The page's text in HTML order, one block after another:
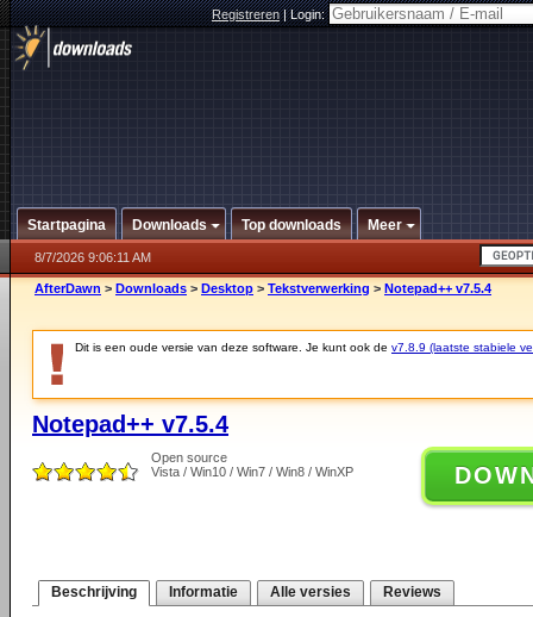
Registreren|Login:
Startpagina Downloads Top downloads Meer
8/7/2026 9:06:11 AM
AfterDawn > Downloads > Desktop > Tekstverwerking > Notepad++ v7.5.4
Dit is een oude versie van deze software. Je kunt ook de v7.8.9 (laatste stabiele
Notepad++ v7.5.4
Open source
Vista / Win10 / Win7 / Win8 / WinXP
Beschrijving Informatie Alle versies Reviews